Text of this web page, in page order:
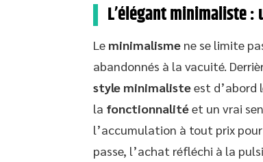
L’élégant minimaliste
Le minimalisme ne se limite
abandonnés à la vacuité.
style minimalisteest d’abord
la fonctionnalitéet un vrai
l’accumulation à tout prix
passe, l’achat réfléchi à la